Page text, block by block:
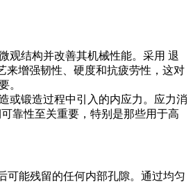
观结构并改善其机械性能。采用 退
来增强韧性、硬度和抗疲劳性，这对
。
或锻造过程中引入的内应力。 应力消
靠性至关重要，特别是那些用于高
可能残留的任何内部孔隙。通过均匀